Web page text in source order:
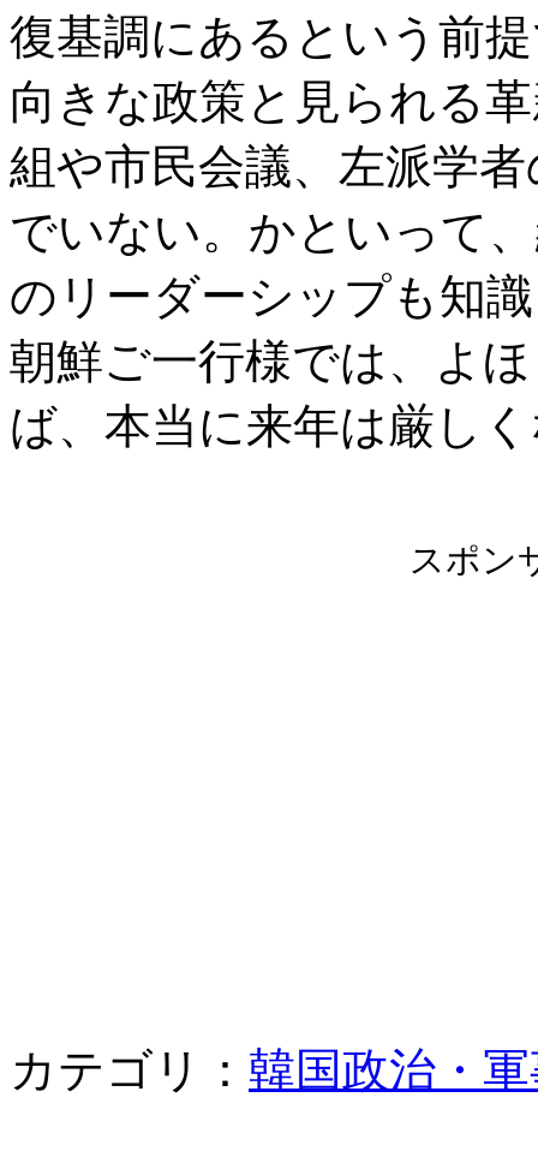
復基調にあるという前
向きな政策と見られる
組や市民会議、左派学
でいない。かといって
のリーダーシップも知
朝鮮ご一行様では、よ
ば、本当に来年は厳し
スポン
カテゴリ： 韓国政治・